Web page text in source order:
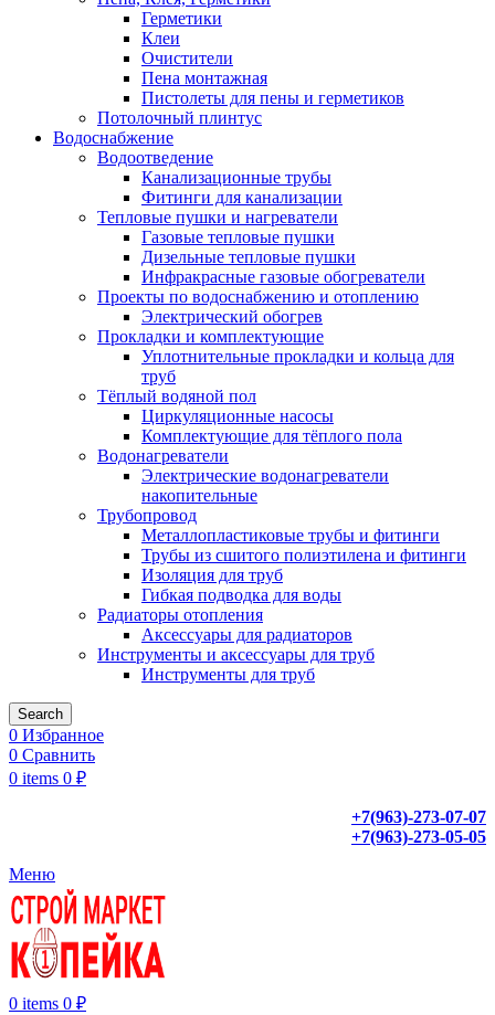
Герметики
Клеи
Очистители
Пена монтажная
Пистолеты для пены и герметиков
Потолочный плинтус
Водоснабжение
Водоотведение
Канализационные трубы
Фитинги для канализации
Тепловые пушки и нагреватели
Газовые тепловые пушки
Дизельные тепловые пушки
Инфракрасные газовые обогреватели
Проекты по водоснабжению и отоплению
Электрический обогрев
Прокладки и комплектующие
Уплотнительные прокладки и кольца для
труб
Тёплый водяной пол
Циркуляционные насосы
Комплектующие для тёплого пола
Водонагреватели
Электрические водонагреватели
накопительные
Трубопровод
Металлопластиковые трубы и фитинги
Трубы из сшитого полиэтилена и фитинги
Изоляция для труб
Гибкая подводка для воды
Радиаторы отопления
Аксессуары для радиаторов
Инструменты и аксессуары для труб
Инструменты для труб
Search
0 Избранное
0 Сравнить
0 items 0 ₽
+7(963)-273-07-07
+7(963)-273-05-05
Меню
0 items 0 ₽